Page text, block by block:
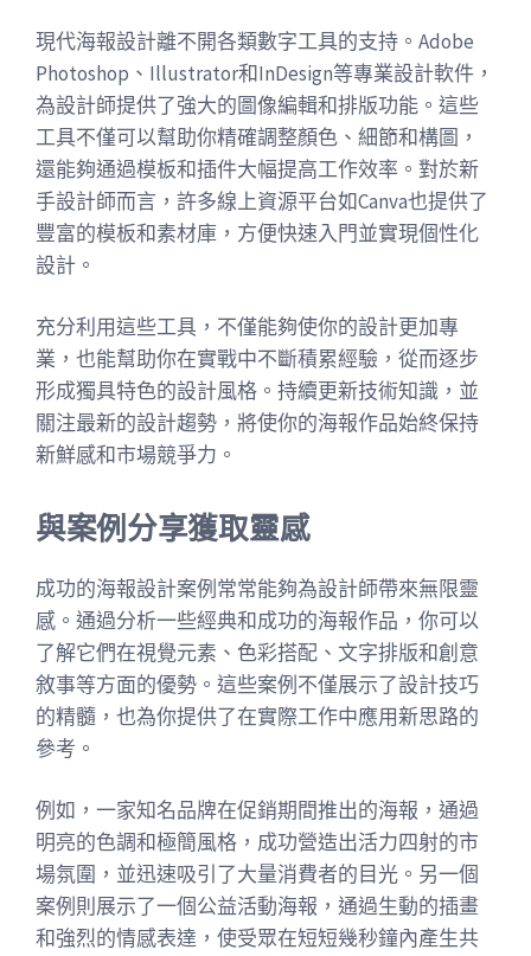
現代海報設計離不開各類數字工具的支持。Adobe
Photoshop、Illustrator和InDesign等專業設計軟件，
為設計師提供了強大的圖像編輯和排版功能。這些
工具不僅可以幫助你精確調整顏色、細節和構圖，
還能夠通過模板和插件大幅提高工作效率。對於新
手設計師而言，許多線上資源平台如Canva也提供了
豐富的模板和素材庫，方便快速入門並實現個性化
設計。
充分利用這些工具，不僅能夠使你的設計更加專
業，也能幫助你在實戰中不斷積累經驗，從而逐步
形成獨具特色的設計風格。持續更新技術知識，並
關注最新的設計趨勢，將使你的海報作品始終保持
新鮮感和市場競爭力。
與案例分享獲取靈感
成功的海報設計案例常常能夠為設計師帶來無限靈
感。通過分析一些經典和成功的海報作品，你可以
了解它們在視覺元素、色彩搭配、文字排版和創意
敘事等方面的優勢。這些案例不僅展示了設計技巧
的精髓，也為你提供了在實際工作中應用新思路的
參考。
例如，一家知名品牌在促銷期間推出的海報，通過
明亮的色調和極簡風格，成功營造出活力四射的市
場氛圍，並迅速吸引了大量消費者的目光。另一個
案例則展示了一個公益活動海報，通過生動的插畫
和強烈的情感表達，使受眾在短短幾秒鐘內產生共